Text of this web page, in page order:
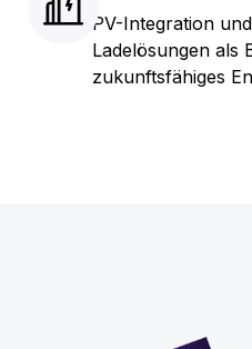
PV-Integration
Ladelösungen als
zukunftsfähiges